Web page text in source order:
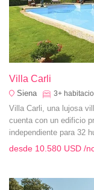
Villa Carli
Siena 3+
Villa Carli, una lujosa
cuenta con un edificio
independiente para 32
desde 10.580 USD /